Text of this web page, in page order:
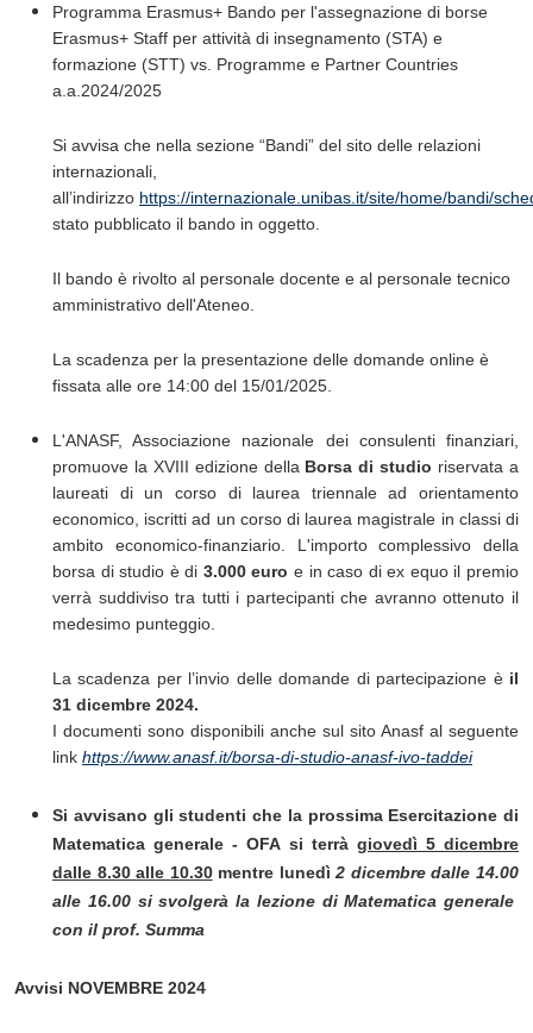
Programma Erasmus+ Bando per l'assegnazione di borse
Erasmus+ Staff per attività di insegnamento (STA) e
formazione (STT) vs. Programme e Partner Countries
a.a.2024/2025
Si avvisa che nella sezione “Bandi” del sito delle relazioni
internazionali,
all’indirizzo https://internazionale.unibas.it/site/home/bandi/
stato pubblicato il bando in oggetto.
Il bando è rivolto al personale docente e al personale tecnico
amministrativo dell'Ateneo.
La scadenza per la presentazione delle domande online è
fissata alle ore 14:00 del 15/01/2025.
L'ANASF, Associazione nazionale dei consulenti finanziari,
promuove la XVIII edizione della Borsa di studio riservata a
laureati di un corso di laurea triennale ad orientamento
economico, iscritti ad un corso di laurea magistrale in classi di
ambito economico-finanziario. L'importo complessivo della
borsa di studio è di 3.000 euro e in caso di ex equo il premio
verrà suddiviso tra tutti i partecipanti che avranno ottenuto il
medesimo punteggio.
La scadenza per l’invio delle domande di partecipazione è il
31 dicembre 2024.
I documenti sono disponibili anche sul sito Anasf al seguente
link https://www.anasf.it/borsa-di-studio-anasf-ivo-taddei
Si avvisano gli studenti che la prossima Esercitazione di
Matematica generale - OFA si terrà giovedì 5 dicembre
dalle 8.30 alle 10.30mentre lunedì2 dicembre dalle 14.00
alle 16.00 si svolgerà la lezione di Matematica generale
con il prof. Summa
Avvisi NOVEMBRE 2024